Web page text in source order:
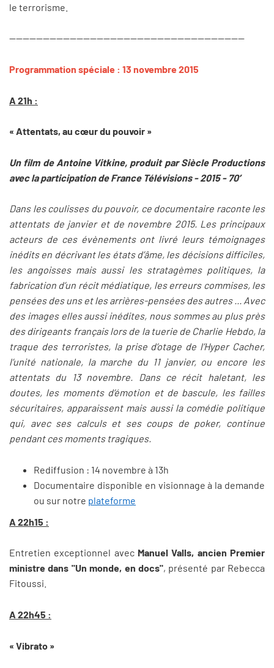
le terrorisme.
----------------------------------------------------------------------
Programmation spéciale : 13 novembre 2015
A 21h :
« Attentats, au cœur du pouvoir »
Un film de Antoine Vitkine, produit par Siècle Productions
avec la participation de France Télévisions -2015 - 70’
Dans les coulisses du pouvoir, ce documentaire raconte les
attentats de janvier et de novembre 2015. Les principaux
acteurs de ces évènements ont livré leurs témoignages
inédits en décrivant les états d’âme, les décisions difficiles,
les angoisses mais aussi les stratagèmes politiques, la
fabrication d’un récit médiatique, les erreurs commises, les
pensées des uns et les arrières-pensées des autres ... Avec
des images elles aussi inédites, nous sommes au plus près
des dirigeants français lors de la tuerie de Charlie Hebdo, la
traque des terroristes, la prise d’otage de l’Hyper Cacher,
l’unité nationale, la marche du 11 janvier, ou encore les
attentats du 13 novembre. Dans ce récit haletant, les
doutes, les moments d’émotion et de bascule, les failles
sécuritaires, apparaissent mais aussi la comédie politique
qui, avec ses calculs et ses coups de poker, continue
pendant ces moments tragiques.
Rediffusion : 14 novembre à 13h
Documentaire disponible en visionnage à la demande
ou sur notre plateforme
A 22h15 :
Entretien exceptionnel avecManuel Valls, ancien Premier
ministre dans "Un monde, en docs", présenté par Rebecca
Fitoussi.
A 22h45 :
« Vibrato »